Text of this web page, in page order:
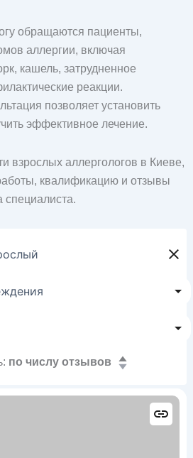
обращаются пациенты,
аллергии, включая
кашель, затрудненное
реакции.
позволяет установить
эффективное лечение.
взрослых аллергологов в Киеве,
квалификацию и отзывы
специалиста.
по числу отзывов